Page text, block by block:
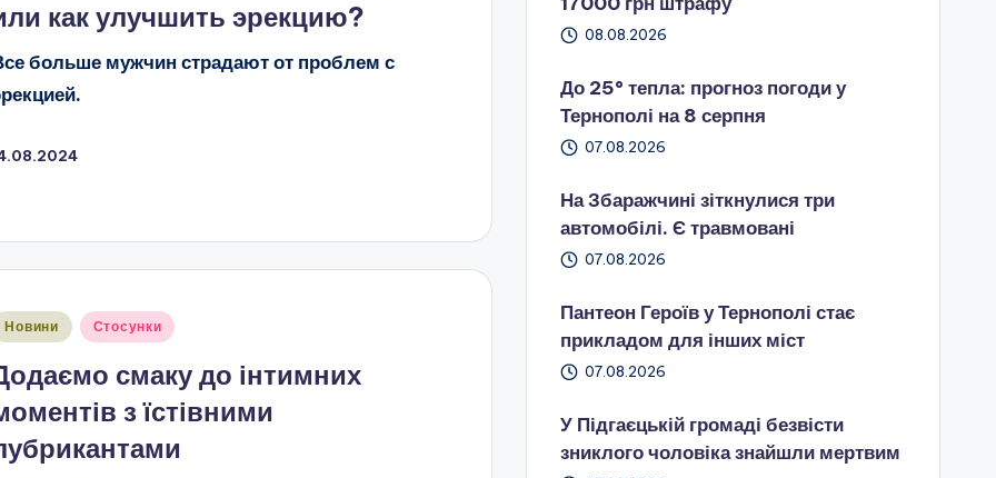
как улучшить эрекцию?
больше мужчин страдают от проблем с
Новини Стосунки
смаку до інтимних
з їстівними
08.08.2026
До 25° тепла: прогноз погоди у
Тернополі на 8 серпня
07.08.2026
На Збаражчині зіткнулися три
автомобілі. Є травмовані
07.08.2026
Пантеон Героїв у Тернополі стає
прикладом для інших міст
07.08.2026
У Підгаєцькій громаді безвісти
зниклого чоловіка знайшли мертвим